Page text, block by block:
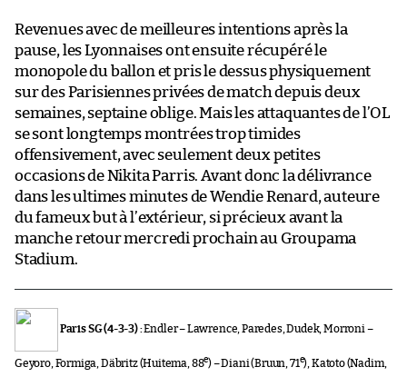
Revenues avec de meilleures intentions après la
pause, les Lyonnaises ont ensuite récupéré le
monopole du ballon et pris le dessus physiquement
sur des Parisiennes privées de match depuis deux
semaines, septaine oblige. Mais les attaquantes de l’OL
se sont longtemps montrées trop timides
offensivement, avec seulement deux petites
occasions de Nikita Parris. Avant donc la délivrance
dans les ultimes minutes de Wendie Renard, auteure
du fameux but à l’extérieur, si précieux avant la
manche retour mercredi prochain au Groupama
Stadium.
Paris SG (4-3-3) :Endler – Lawrence, Paredes, Dudek, Morroni –
Geyoro, Formiga, Däbritz (Huitema, 88e) – Diani (Bruun, 71e), Katoto (Nadim,